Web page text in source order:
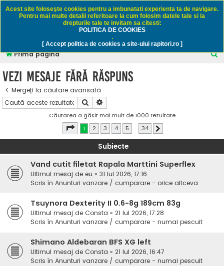
Rapitori.ro - Pescuit sportiv
Prima pagină
C
Vezi mesaje fără răspuns
Mergeți la căutare avansată
Căutare
Căutarea a găsit mai mult de 1000 rezultate
Pagina
din 34
1 2 3 4 5 … 34
Subiecte
Vand cutit filetat Rapala Marttini Superflex
Ultimul mesaj de eu « 31 Iul 2026, 17:16
Scris în Anunturi vanzare / cumparare - orice altceva
Tsuynora Dexterity II 0.6-8g 189cm 83g
Ultimul mesaj de Consta « 21 Iul 2026, 17:28
Scris în Anunturi vanzare / cumparare - numai pescuit
Shimano Aldebaran BFS XG left
Ultimul mesaj de Consta « 21 Iul 2026, 16:47
Scris în Anunturi vanzare / cumparare - numai pescuit
Acest site foloseşte cookies pentru a imbunatati experienta ta de navigare.
Pentru mai multe detalii referitoare la cum folosim datele tale si la
drepturile tale te invitam sa citesti:
POLITICA DE COOKIES
.
[ Accept politica de cookies a site-ului rapitori.ro ]